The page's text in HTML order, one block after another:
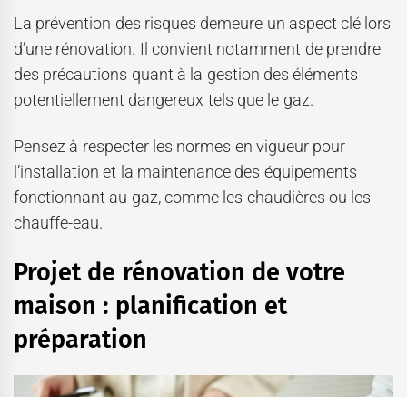
La prévention des risques demeure un aspect clé lors
d’une rénovation. Il convient notamment de prendre
des précautions quant à la gestion des éléments
potentiellement dangereux tels que le gaz.
Pensez à respecter les normes en vigueur pour
l’installation et la maintenance des équipements
fonctionnant au gaz, comme les chaudières ou les
chauffe-eau.
Projet de rénovation de votre
maison : planification et
préparation